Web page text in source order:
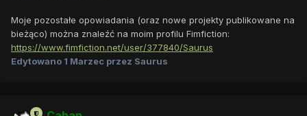
Moje pozostałe opowiadania (oraz nowe projekty publikowane na
bieżąco) można znaleźć na moim profilu Fimfiction:
https://www.fimfiction.net/user/377840/Saurus
Edytowano 1 Marzec przez Saurus